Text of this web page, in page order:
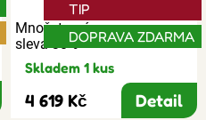
Množstevní
sleva 30%
TIP
DOPRAVA ZDARMA
Skladem 1 kus
4 619 Kč Detail